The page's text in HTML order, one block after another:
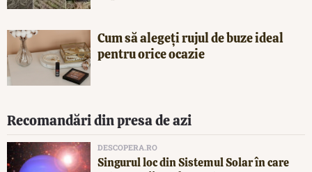
Cum să alegeți rujul de buze ideal
pentru orice ocazie
Recomandări din presa de azi
DESCOPERA.RO
Singurul loc din Sistemul Solar în care